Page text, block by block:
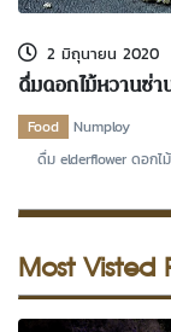
Twitter
Channel
2 มิถุนายน 2020
ดื่มดอกไม้หวานซ่
Food
Numploy
ดื่ม elderflower ดอกไ
Most Visted